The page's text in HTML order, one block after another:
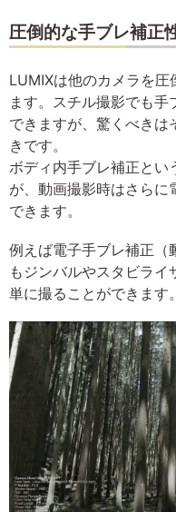
圧倒的な手ブレ補正
LUMIXは他のカメラを
ます。スチル撮影でも
できますが、驚くべきは
きです。
ボディ内手ブレ補正とい
が、動画撮影時はさらに
できます。
例えば電子手ブレ補正（
もジンバルやスタビラ
単に撮ることができます。